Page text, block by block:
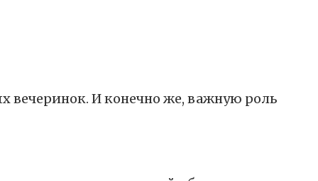
вечеринок. И конечно же, важную роль